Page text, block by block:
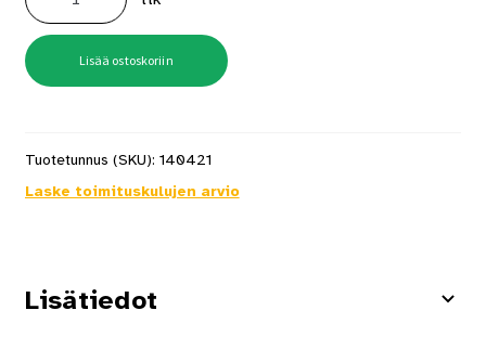
Abc-
Spax
200
kpl
määrä Lisää ostoskoriin
Tuotetunnus (SKU): 140421
Laske toimituskulujen arvio
Lisätiedot